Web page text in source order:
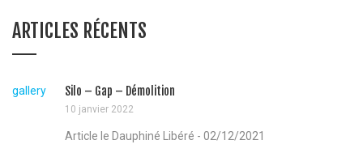
ARTICLES RÉCENTS
gallery Silo – Gap – Démolition
10 janvier 2022
Article le Dauphiné Libéré - 02/12/2021